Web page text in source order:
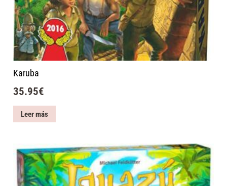
Karuba
35.95€
Leer más